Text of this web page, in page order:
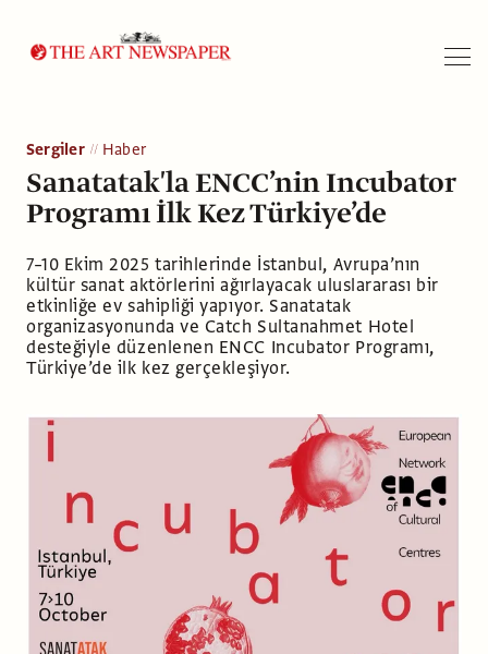
Sergiler Haber
Sanatatak'la ENCC’nin Incubator
Programı İlk Kez Türkiye’de
7–10 Ekim 2025 tarihlerinde İstanbul, Avrupa’nın
kültür sanat aktörlerini ağırlayacak uluslararası bir
etkinliğe ev sahipliği yapıyor. Sanatatak
organizasyonunda ve Catch Sultanahmet Hotel
desteğiyle düzenlenen ENCC Incubator Programı,
Türkiye’de ilk kez gerçekleşiyor.